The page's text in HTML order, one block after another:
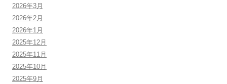
2026年3月
2026年2月
2026年1月
2025年12月
2025年11月
2025年10月
2025年9月